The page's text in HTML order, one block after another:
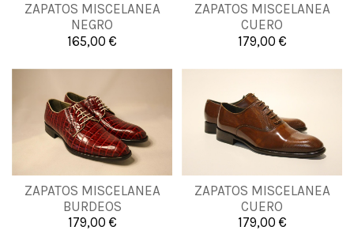
ZAPATOS MISCELANEA
NEGRO
165,00 €
40 41 43
Añadir al carrito
ZAPATOS MISCELANEA
CUERO
179,00 €
40 41 42 45
Añadir al carrito
ZAPATOS MISCELANEA
BURDEOS
179,00 €
39 40 41
42
44
ZAPATOS MISCELANEA
CUERO
179,00 €
38 39
Añadir al carrito